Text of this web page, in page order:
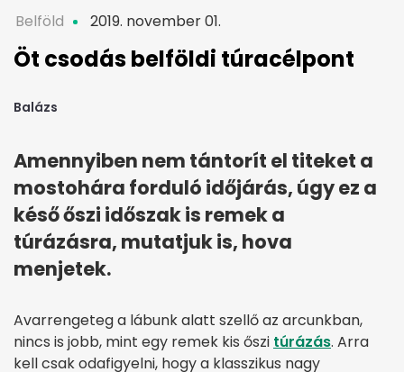
Belföld 2019. november 01.
Öt csodás belföldi túracélpont
Balázs
Amennyiben nem tántorít el titeket a
mostohára forduló időjárás, úgy ez a
késő őszi időszak is remek a
túrázásra, mutatjuk is, hova
menjetek.
Avarrengeteg a lábunk alatt szellő az arcunkban,
nincs is jobb, mint egy remek kis őszi túrázás. Arra
kell csak odafigyelni, hogy a klasszikus nagy